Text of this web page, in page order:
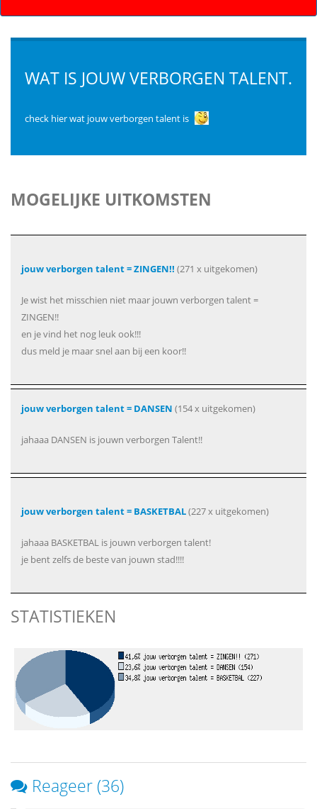
WAT IS JOUW VERBORGEN TALENT.
check hier wat jouw verborgen talent is
MOGELIJKE UITKOMSTEN
jouw verborgen talent = ZINGEN!! (271 x uitgekomen)
Je wist het misschien niet maar jouwn verborgen talent =
ZINGEN!!
en je vind het nog leuk ook!!!
dus meld je maar snel aan bij een koor!!
jouw verborgen talent = DANSEN (154 x uitgekomen)
jahaaa DANSEN is jouwn verborgen Talent!!
jouw verborgen talent = BASKETBAL(227 x uitgekomen)
jahaaa BASKETBAL is jouwn verborgen talent!
je bent zelfs de beste van jouwn stad!!!!
STATISTIEKEN
Reageer (36)